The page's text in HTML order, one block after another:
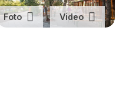
Foto Video